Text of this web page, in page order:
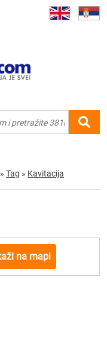
» Tag » Kavitacija
na mapi